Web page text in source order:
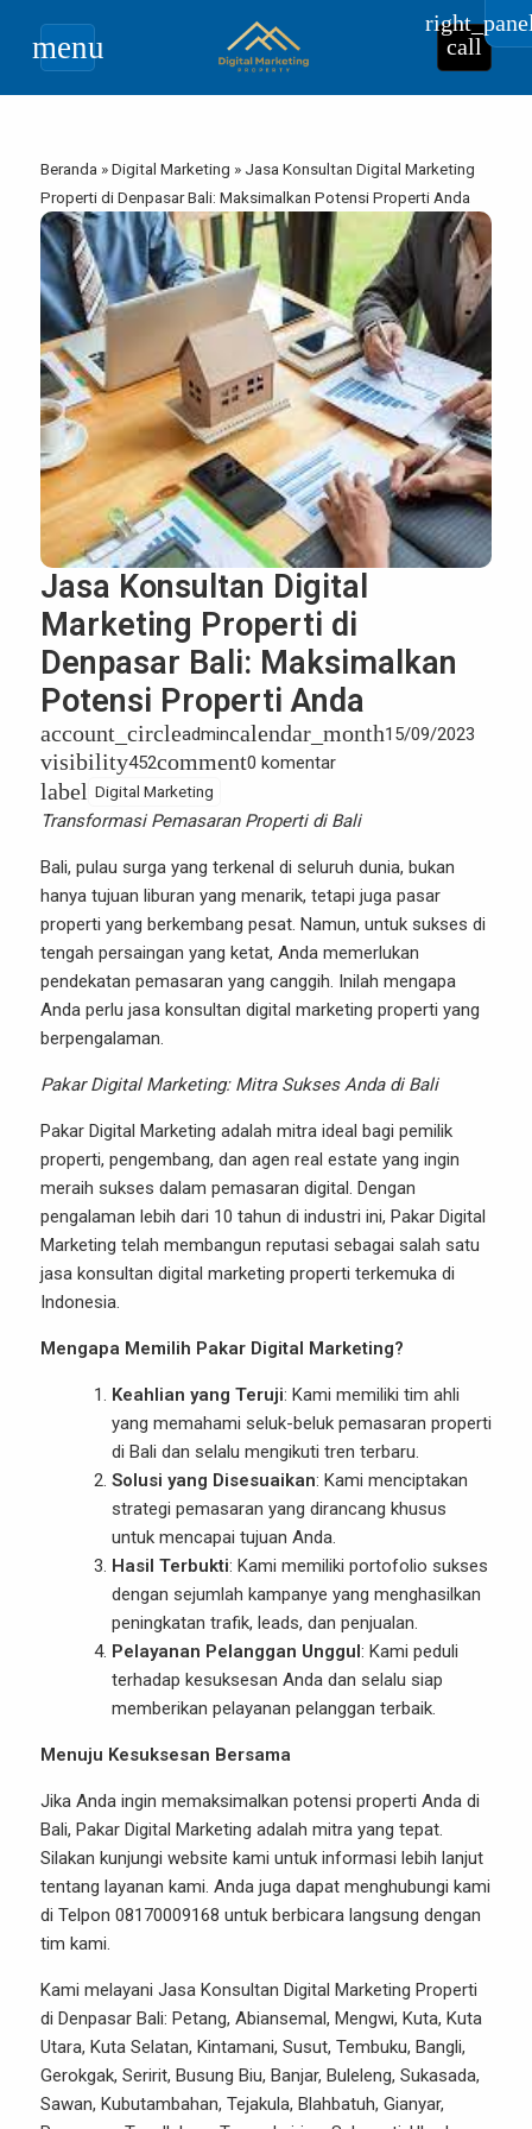
menu call
Beranda »Digital Marketing » Jasa Konsultan Digital Marketing
Properti di Denpasar Bali: Maksimalkan Potensi Properti Anda
Jasa Konsultan Digital
Marketing Properti di
Denpasar Bali: Maksimalkan
Potensi Properti Anda
account_circleadmincalendar_month15/09/2023
visibility452comment0 komentar
label Digital Marketing
Transformasi Pemasaran Properti di Bali
Bali, pulau surga yang terkenal di seluruh dunia, bukan
hanya tujuan liburan yang menarik, tetapi juga pasar
properti yang berkembang pesat. Namun, untuk sukses di
tengah persaingan yang ketat, Anda memerlukan
pendekatan pemasaran yang canggih. Inilah mengapa
Anda perlu jasa konsultan digital marketing properti yang
berpengalaman.
Pakar Digital Marketing: Mitra Sukses Anda di Bali
Pakar Digital Marketing adalah mitra ideal bagi pemilik
properti, pengembang, dan agen real estate yang ingin
meraih sukses dalam pemasaran digital. Dengan
pengalaman lebih dari 10 tahun di industri ini, Pakar Digital
Marketing telah membangun reputasi sebagai salah satu
jasa konsultan digital marketing properti terkemuka di
Indonesia.
Mengapa Memilih Pakar Digital Marketing?
Keahlian yang Teruji: Kami memiliki tim ahli
yang memahami seluk-beluk pemasaran properti
di Bali dan selalu mengikuti tren terbaru.
Solusi yang Disesuaikan: Kami menciptakan
strategi pemasaran yang dirancang khusus
untuk mencapai tujuan Anda.
Hasil Terbukti: Kami memiliki portofolio sukses
dengan sejumlah kampanye yang menghasilkan
peningkatan trafik, leads, dan penjualan.
Pelayanan Pelanggan Unggul: Kami peduli
terhadap kesuksesan Anda dan selalu siap
memberikan pelayanan pelanggan terbaik.
Menuju Kesuksesan Bersama
Jika Anda ingin memaksimalkan potensi properti Anda di
Bali, Pakar Digital Marketing adalah mitra yang tepat.
Silakan kunjungi website kami untuk informasi lebih lanjut
tentang layanan kami. Anda juga dapat menghubungi kami
di Telpon 08170009168 untuk berbicara langsung dengan
tim kami.
Kami melayani Jasa Konsultan Digital Marketing Properti
di Denpasar Bali: Petang, Abiansemal, Mengwi, Kuta, Kuta
Utara, Kuta Selatan, Kintamani, Susut, Tembuku, Bangli,
Gerokgak, Seririt, Busung Biu, Banjar, Buleleng, Sukasada,
Sawan, Kubutambahan, Tejakula, Blahbatuh, Gianyar,